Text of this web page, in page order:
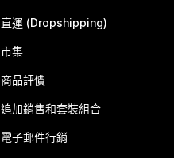
直運 (Dropshipping)
市集
商品評價
追加銷售和套裝組合
電子郵件行銷